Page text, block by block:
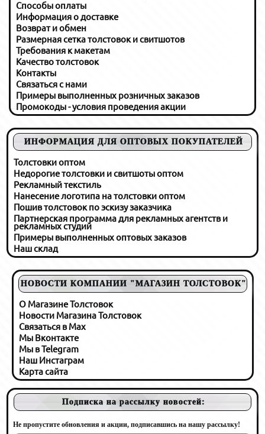
Способы оплаты
Информация о доставке
Возврат и обмен
Размерная сетка толстовок и свитшотов
Требования к макетам
Качество толстовок
Контакты
Связаться с нами
Примеры выполненных розничных заказов
Промокоды - условия проведения акции
ИНФОРМАЦИЯ ДЛЯ ОПТОВЫХ ПОКУПАТЕЛЕЙ
Толстовки оптом
Недорогие толстовки и свитшоты оптом
Рекламный текстиль
Нанесение логотипа на толстовки оптом
Пошив толстовок по эскизу заказчика
Партнерская программа для рекламных агентств и
рекламных студий
Примеры выполненных оптовых заказов
Наш склад
НОВОСТИ КОМПАНИИ "МАГАЗИН ТОЛСТОВОК"
О Магазине Толстовок
Новости Магазина Толстовок
Связаться в Max
Мы Вконтакте
Мы в Telegram
Наш Инстаграм
Карта сайта
Подписка на рассылку новостей:
Не пропустите обновления и акции, подписавшись на нашу рассылку!